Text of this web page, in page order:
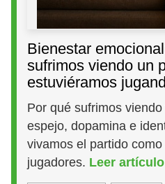
Bienestar
sufrimos viendo un
estuviéramos
Por qué sufrimos
espejo, dopamina e
vivamos el partido
jugadores. Leer artículo